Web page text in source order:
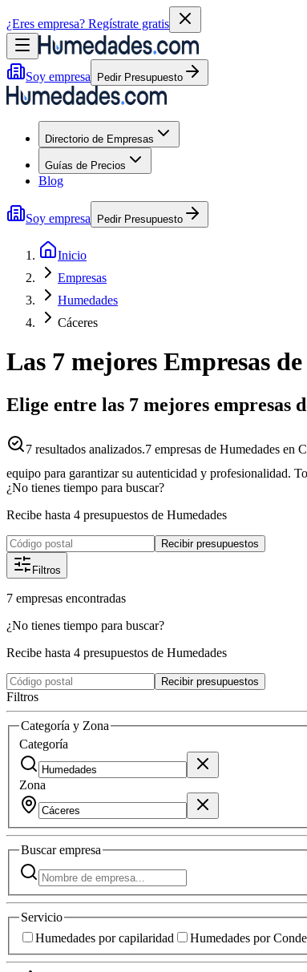
¿Eres empresa? Regístrate gratis
Soy empresa Pedir Presupuesto
Directorio de Empresas
Guías de Precios
Blog
Soy empresa Pedir Presupuesto
Inicio
Empresas
Humedades
Cáceres
Las 7 mejores Empresas de
Elige entre las 7 mejores empresas
7 resultados analizados.7 empresas de Humedades en
equipo para garantizar su autenticidad y profesionalidad.
¿No tienes tiempo para buscar?
Recibe hasta 4 presupuestos de Humedades
Recibir presupuestos
Filtros
7 empresas encontradas
¿No tienes tiempo para buscar?
Recibe hasta 4 presupuestos de Humedades
Recibir presupuestos
Filtros
Categoría y Zona
Categoría
Zona
Buscarempresa
Servicio
Humedades por capilaridad
Humedades por